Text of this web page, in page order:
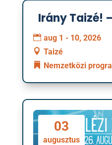
01
augusztus
Irány Taizé!
aug 1 - 10, 2026
Taizé
Nemzetközi
03
augusztus